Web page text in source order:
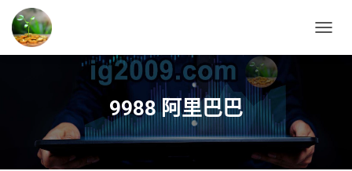
O
9988 阿里巴巴